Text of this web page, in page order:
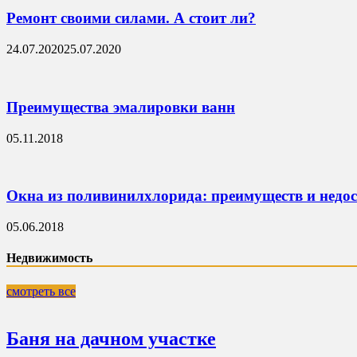
Ремонт своими силами. А стоит ли?
24.07.202025.07.2020
Преимущества эмалировки ванн
05.11.2018
Окна из поливинилхлорида: преимуществ и
05.06.2018
Недвижимость
смотреть все
Баня на дачном участке